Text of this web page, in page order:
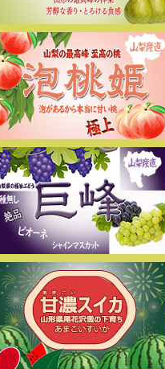
[2017年12月27日]
12月29日～1月4日を冬季休暇と
させて頂きます。 何卒ご理解の
程、お願い申し上げます。
[2017年8月10日]
8月11日～8月16日を夏季休暇と
させて頂きます。何卒、ご理解の
程お願い申し上げます。
[2017年6月8日]
姉妹店-2017年度完熟マンゴー
通販の予約販売をスタートしまし
た。商品の発送は7月下旬頃からを
予定しております。お楽しみに
[2017年5月19日]
2017年度ぶどう専門通販の予約
販売の受付を開始しました。商品
の発送は7月下旬頃からを予定して
おります。お楽しみに
[2017年5月19日]
姉妹店-2017年度スイカ専門通
販の予約販売の受付を開始しまし